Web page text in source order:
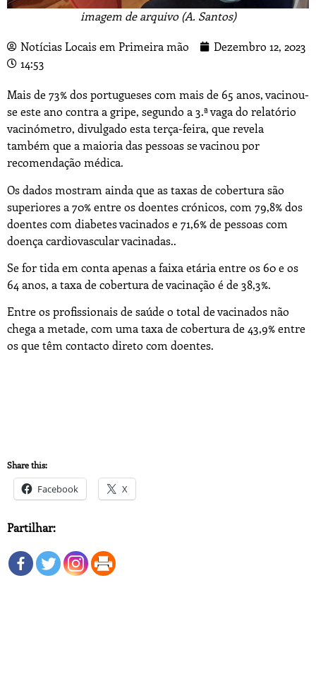
imagem de arquivo (A. Santos)
Notícias Locais em Primeira mão
Dezembro 12, 2023
14:53
Mais de 73% dos portugueses com mais de 65 anos, vacinou-
se este ano contra a gripe, segundo a 3.ª vaga do relatório
vacinómetro, divulgado esta terça-feira, que revela
também que a maioria das pessoas se vacinou por
recomendação médica.
Os dados mostram ainda que as taxas de cobertura são
superiores a 70% entre os doentes crónicos, com 79,8% dos
doentes com diabetes vacinados e 71,6% de pessoas com
doença cardiovascular vacinadas..
Se for tida em conta apenas a faixa etária entre os 60 e os
64 anos, a taxa de cobertura de vacinação é de 38,3%.
Entre os profissionais de saúde o total de vacinados não
chega a metade, com uma taxa de cobertura de 43,9% entre
os que têm contacto direto com doentes.
Share this:
Facebook X
Partilhar: